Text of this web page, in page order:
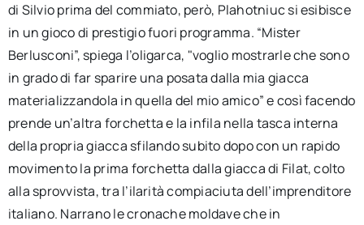
di Silvio prima del commiato, però, Plahotniuc si esibisce
in un gioco di prestigio fuori programma. “Mister
Berlusconi”, spiega l’oligarca, "voglio mostrarle che sono
in grado di far sparire una posata dalla mia giacca
materializzandola in quella del mio amico” e così facendo
prende un’altra forchetta e la infila nella tasca interna
della propria giacca sfilando subito dopo con un rapido
movimento la prima forchetta dalla giacca di Filat, colto
alla sprovvista, tra l’ilarità compiaciuta dell’imprenditore
italiano. Narrano le cronache moldave che in